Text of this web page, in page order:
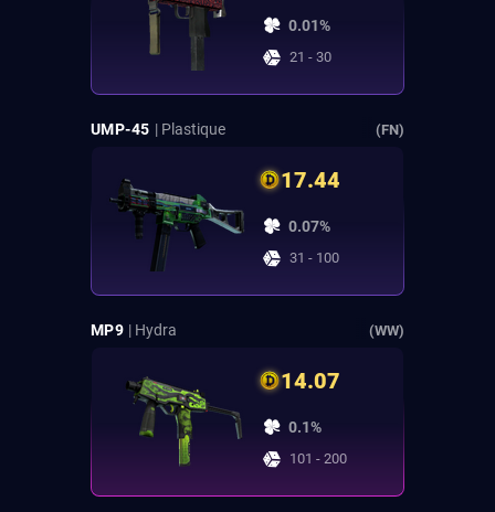
0.01%
21 - 30
UMP-45 | Plastique (FN)
17.44
0.07%
31 - 100
MP9 | Hydra (WW)
14.07
0.1%
101 - 200